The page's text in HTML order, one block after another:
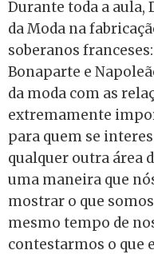
Durante toda a aula,
da Moda na
soberanos
Bonaparte e
da moda com as
extremamente
para quem se
qualquer outra área
uma maneira que
mostrar o que
mesmo tempo de
contestarmos o que